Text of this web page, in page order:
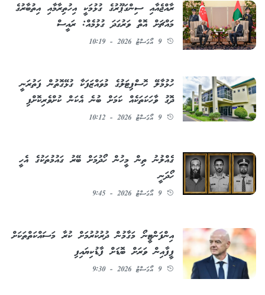
ރާއްޖެއާއި ސިންގަޕޫރުގެ ގުޅުމަކީ އިހުތިރާމާއި އިތުބާރުގެ
މައްޗަށް އޮތް ވަރުގަދަ ގުޅުމެއް: ރައީސް
9 އޯގަސްޓު 2026 - 10:19
ހުޅުމާލޭ ހޮސްޕިޓަލުގެ މުވައްޒަފަކާ ގުޅޭގޮތުން ފަތުރަނީ
ދޮގު ވާހަކަތަކެއް ކަމަށް ބުނެ އެކަން ކުށްވެރިކޮށްފި
9 އޯގަސްޓު 2026 - 10:12
ގެއްލުނު ތިން މީހުން ހޯދުމަށް ބޭރު ގައުމުތަކުގެ އެހީ
ހޯދަނީ
9 އޯގަސްޓު 2026 - 9:45
އިންފަންޓީނޯ މަގާމުން ދުރުކުރުމަށް ކުރާ މަސައްކަތްތަކަށް
ފީފާއިން ވަރަށް ބޮޑަށް ފާޑުކިޔައިފި
9 އޯގަސްޓު 2026 - 9:30